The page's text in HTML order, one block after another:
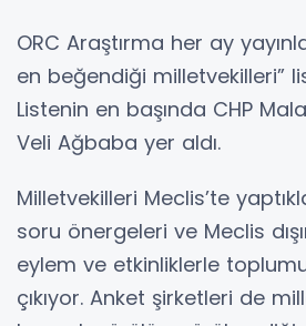
ORC Araştırma her ay
en beğendiği milletvekilleri”
Listenin en başında CHP
Veli Ağbaba yer aldı.
Milletvekilleri Meclis’te
soru önergeleri ve Meclis
eylem ve etkinliklerle
çıkıyor. Anket şirketleri de